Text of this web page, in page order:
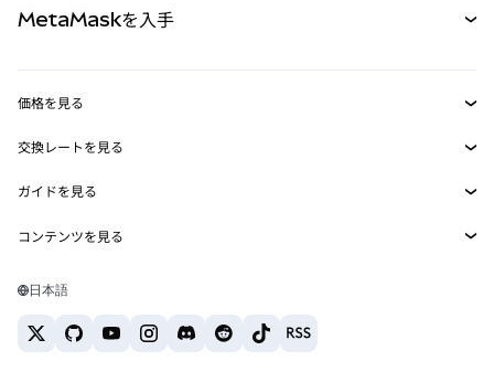
RWA
MetaMask Connect
Snaps
Web3サービス
MetaMaskを入手
セキュリティ
サポート
キャリア
お問い合わせ
価格を見る
イーサリアムの価格
Solanaの価格
Tetherの価格
交換レートを見る
ETH→USD
USDT→INR
BTC→INR
ETH→USDT
ガイドを見る
ETHの購入
USDTの購入
コンテンツを見る
Solanaウォレット
日本語